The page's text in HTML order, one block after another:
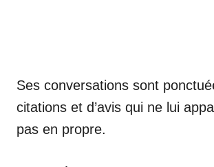
Ses conversations sont
citations et d’avis qui ne lui
pas en propre.